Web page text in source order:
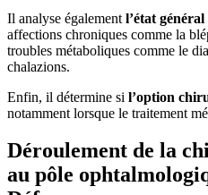
Il analyse également l’état
affections chroniques comme la
troubles métaboliques comme le
chalazions.
Enfin, il détermine si l’option
notamment lorsque le traitement
Déroulement de la
au pôle